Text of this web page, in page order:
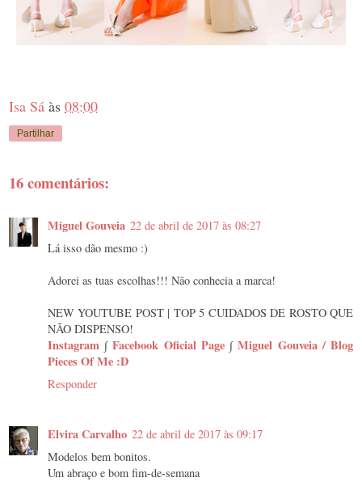
Isa Sá às 08:00
Partilhar
16 comentários:
Miguel Gouveia 22 de abril de 2017 às 08:27
Lá isso dão mesmo :)
Adorei as tuas escolhas!!! Não conhecia a marca!
NEW YOUTUBE POST | TOP 5 CUIDADOS DE ROSTO QUE
NÃO DISPENSO!
Instagram ∫Facebook Oficial Page∫Miguel Gouveia / Blog
Pieces Of Me :D
Responder
Elvira Carvalho 22 de abril de 2017 às 09:17
Modelos bem bonitos.
Um abraço e bom fim-de-semana